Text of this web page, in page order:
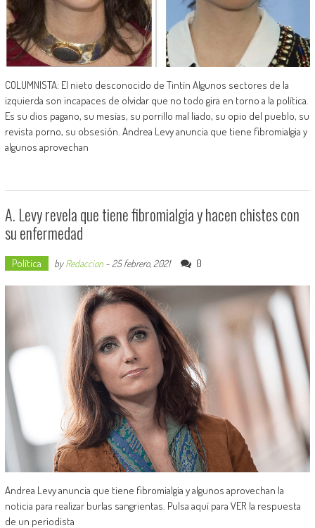
COLUMNISTA: El nieto desconocido de Tintín Algunos sectores de la
izquierda son incapaces de olvidar que no todo gira en torno a la política.
Es su dios pagano, su mesías, su porrillo mal liado, su opio del pueblo, su
revista porno, su obsesión. Andrea Levy anuncia que tiene fibromialgia y
algunos aprovechan
A. Levy revela que tiene fibromialgia y hacen chistes con
su enfermedad
Política byRedaccion- 25 febrero, 2021 0
Andrea Levy anuncia que tiene fibromialgia y algunos aprovechan la
noticia para realizar burlas sangrientas. Pulsa aquí para VER la respuesta
de un periodista